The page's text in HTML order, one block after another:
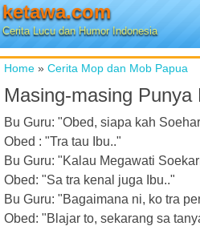
ketawa.com
Cerita Lucu dan Humor Indonesia
Home » Cerita Mop dan Mob Papua
Masing-masing Punya
Bu Guru: "Obed, siapa kah
Obed : "Tra tau Ibu.."
Bu Guru: "Kalau Megawati
Obed: "Sa tra kenal juga Ibu.."
Bu Guru: "Bagaimana ni, ko tra
Obed: "Blajar to, sekarang sa